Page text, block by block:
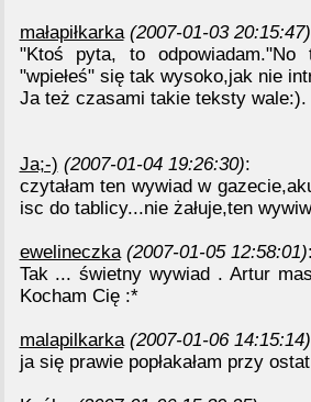
małapiłkarka (2007-01-03 20:15:47)
"Ktoś pyta, to
"wpiełeś" się tak wysoko,jak nie
Ja też czasami takie teksty wale:).
Ja;-) (2007-01-04 19:26:30):
czytałam ten wywiad w
isc do tablicy...nie żałuje,ten
ewelineczka (2007-01-05 12:58:01)
Tak ... świetny wywiad . Artur
Kocham Cię :*
malapilkarka (2007-01-06 14:15:14)
ja się prawie popłakałam przy